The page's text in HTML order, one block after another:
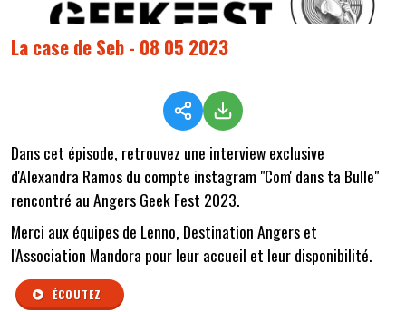
La case de Seb - 08 05 2023
Dans cet épisode, retrouvez une interview exclusive
d'Alexandra Ramos du compte instagram "Com' dans ta Bulle"
rencontré au Angers Geek Fest 2023.
Merci aux équipes de Lenno, Destination Angers et
l'Association Mandora pour leur accueil et leur disponibilité.
ÉCOUTEZ